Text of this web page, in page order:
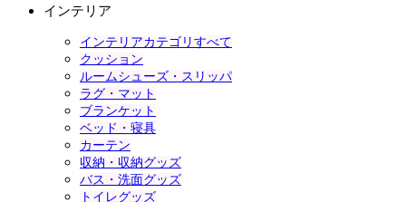
インテリア
インテリアカテゴリすべて
クッション
ルームシューズ・スリッパ
ラグ・マット
ブランケット
ベッド・寝具
カーテン
収納・収納グッズ
バス・洗面グッズ
トイレグッズ